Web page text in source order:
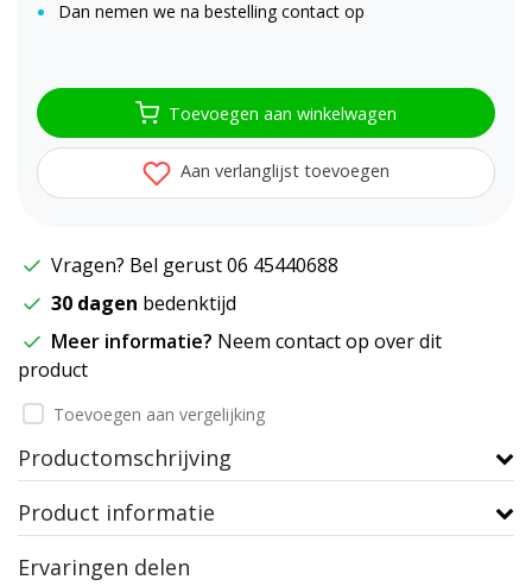
Dan nemen we na bestelling contact op
Toevoegen aan winkelwagen
Aan verlanglijst toevoegen
Vragen? Bel gerust 06 45440688
30 dagen bedenktijd
Meer informatie? Neem contact op over dit
product
Toevoegen aan vergelijking
Productomschrijving
Product informatie
Ervaringen delen